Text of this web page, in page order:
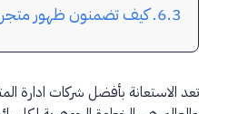
كيف تضمنون ظهور
تعد الاستعانة بأفضل شركات ادارة